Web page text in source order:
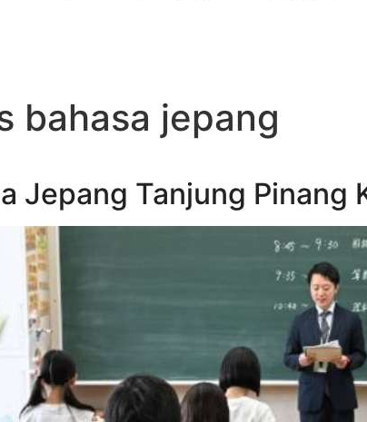
bahasa jepang
Jepang Tanjung Pinang